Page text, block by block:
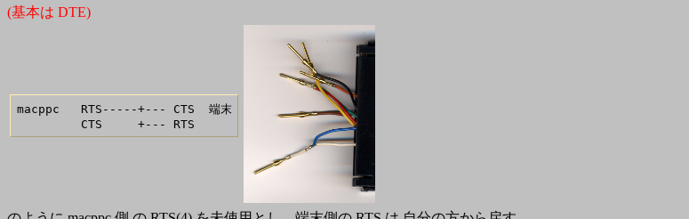
(基本は DTE)
macppc   RTS-----+--- CTS  端末